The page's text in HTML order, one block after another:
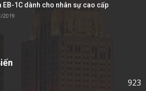
EB-1C dành cho nhân sự cao cấp
2019
923